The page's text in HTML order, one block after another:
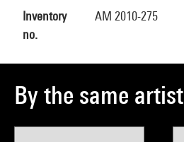
Inventory
no.
AM 2010-275
By the same artist